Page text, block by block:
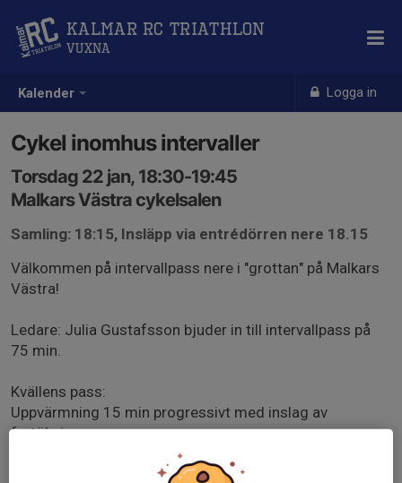
Kalender Logga in
Kalmar RC Triathlon
Vuxna
Cykel inomhus intervaller
Torsdag 22 jan, 18:30-19:45
Malkars Västra cykelsalen
Samling: 18:15, Insläpp via entrédörren nere 18.15
Välkommen på intervallpass nere i "grottan" på Malkars
Västra!
Ledare: Julia Gustafsson bjuder in till intervallpass på
75 min.
Kvällens pass:
Uppvärmning 15 min progressivt med inslag av
fartökningar
Huvudpass: 3x(10 min, vila 90sek, 6x30s/30, vila 90sek)